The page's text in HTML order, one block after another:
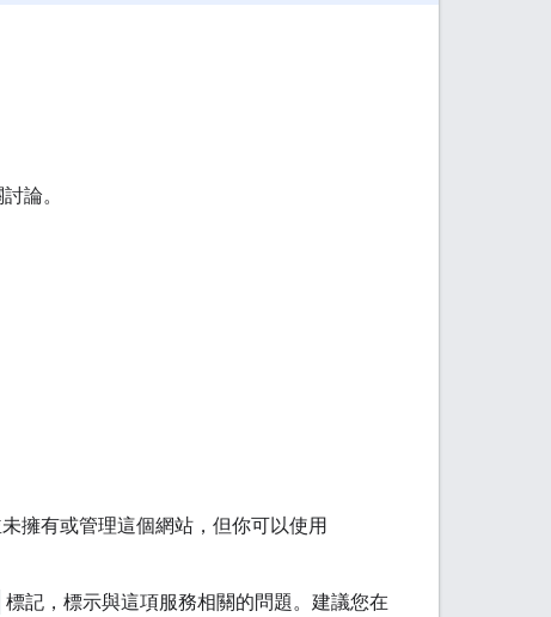
論。
擁有或管理這個網站，但你可以使用
標記，標示與這項服務相關的問題。建議您在